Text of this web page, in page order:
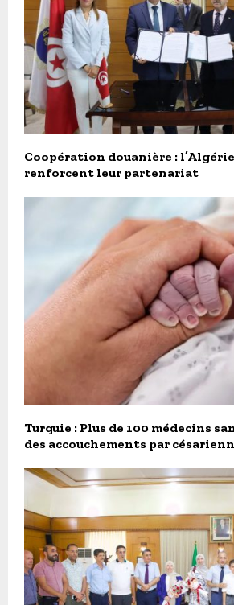
Coopération douanière :
renforcent leur partenariat
Turquie : Plus de 100 médecins
des accouchements par